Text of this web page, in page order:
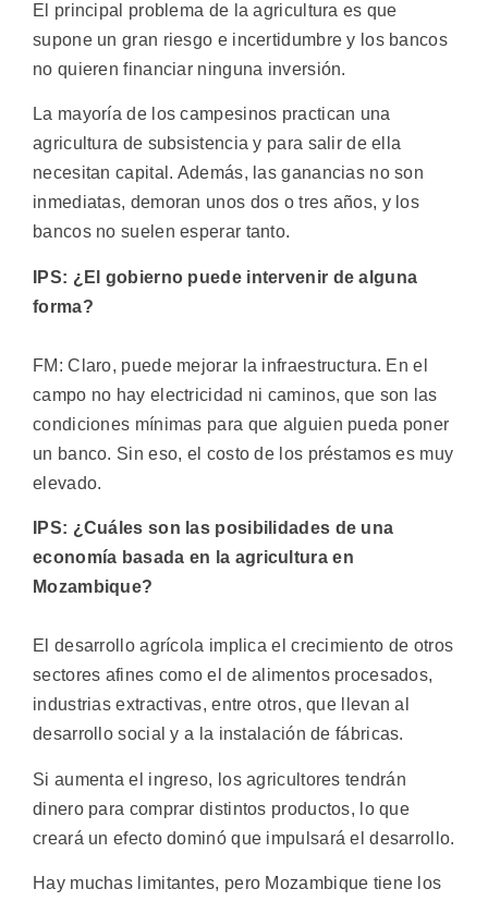
El principal problema de la agricultura es que
supone un gran riesgo e incertidumbre y los bancos
no quieren financiar ninguna inversión.
La mayoría de los campesinos practican una
agricultura de subsistencia y para salir de ella
necesitan capital. Además, las ganancias no son
inmediatas, demoran unos dos o tres años, y los
bancos no suelen esperar tanto.
IPS: ¿El gobierno puede intervenir de alguna
forma?
FM: Claro, puede mejorar la infraestructura. En el
campo no hay electricidad ni caminos, que son las
condiciones mínimas para que alguien pueda poner
un banco. Sin eso, el costo de los préstamos es muy
elevado.
IPS: ¿Cuáles son las posibilidades de una
economía basada en la agricultura en
Mozambique?
El desarrollo agrícola implica el crecimiento de otros
sectores afines como el de alimentos procesados,
industrias extractivas, entre otros, que llevan al
desarrollo social y a la instalación de fábricas.
Si aumenta el ingreso, los agricultores tendrán
dinero para comprar distintos productos, lo que
creará un efecto dominó que impulsará el desarrollo.
Hay muchas limitantes, pero Mozambique tiene los